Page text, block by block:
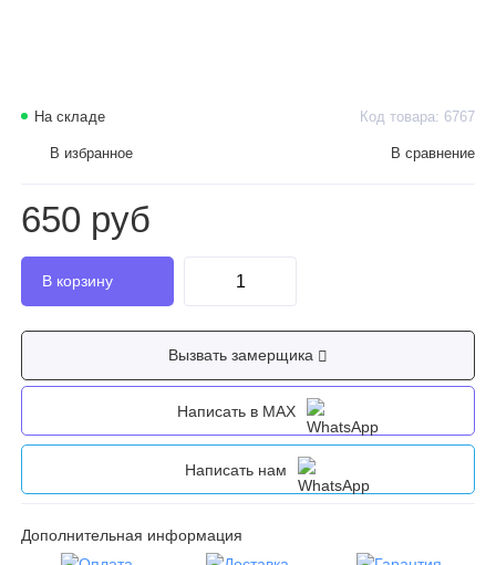
На складе Код товара: 6767
В избранное В сравнение
650 руб
Вызвать замерщика
Написать в MAX
Написать нам
Дополнительная информация